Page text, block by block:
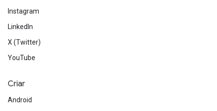
Instagram
LinkedIn
X (Twitter)
YouTube
Criar
Android